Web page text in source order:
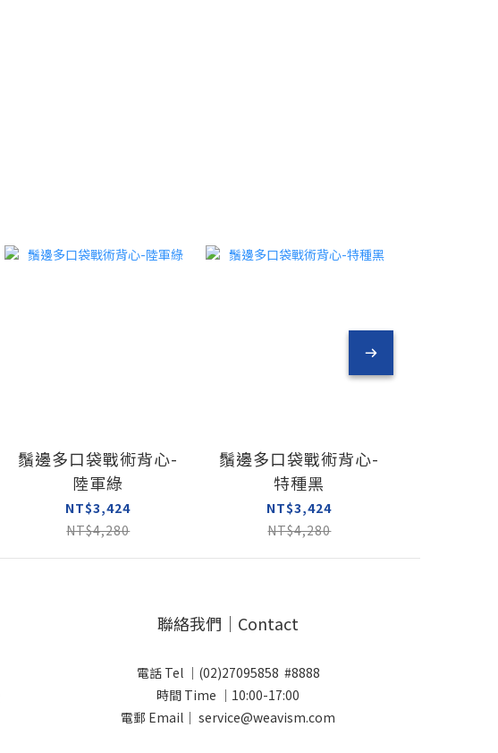
鬚邊多口袋戰術背心-
陸軍綠
NT$3,424
NT$4,280
鬚邊多口袋戰術背心-
特種黑
NT$3,424
NT$4,280
聯絡我們｜Contact
電話 Tel ｜(02)27095858 #8888
時間 Time ｜10:00-17:00
電郵 Email｜ service@weavism.com